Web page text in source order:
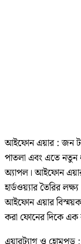
আইফোন এয়ার : জন
পাতলা এবং এতে নতুন
অ্যাপল। আইফোন এয়ার
হার্ডওয়্যার তৈরির
আইফোন এয়ার
করা ফোনের দিকে এক